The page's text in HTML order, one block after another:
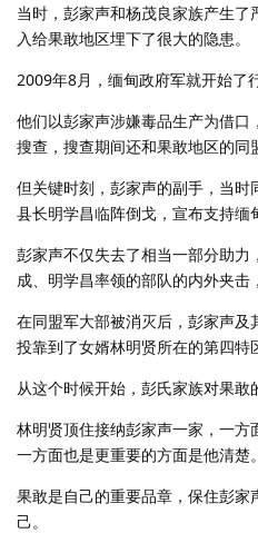
当时，彭家声和杨茂良家族产生
入给果敢地区埋下了很大的隐患。
2009年8月，缅甸政府军就开始了
他们以彭家声涉嫌毒品生产为借
搜查，搜查期间还和果敢地区的同
但关键时刻，彭家声的副手，当
县长明学昌临阵倒戈，宣布支持缅
彭家声不仅失去了相当一部分助
成、明学昌率领的部队的内外夹击
在同盟军大部被消灭后，彭家声
投靠到了女婿林明贤所在的第四特
从这个时候开始，彭氏家族对果敢
林明贤顶住接纳彭家声一家，一
一方面也是更重要的方面是他清楚。
果敢是自己的重要品章，保住彭家
己。